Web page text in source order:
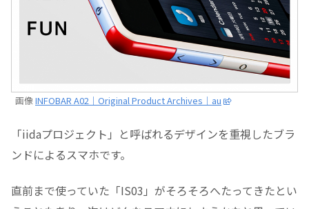
画像 INFOBAR A02｜Original Product Archives｜au
「iidaプロジェクト」と呼ばれるデザインを重視したブラ
ンドによるスマホです。
直前まで使っていた「IS03」がそろそろへたってきたとい